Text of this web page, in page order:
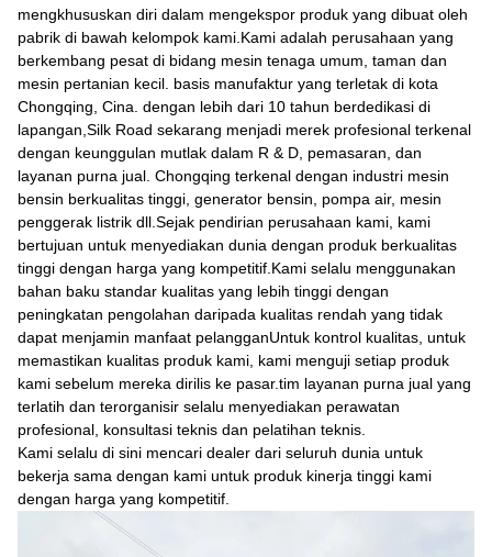
mengkhususkan diri dalam mengekspor produk yang dibuat oleh
pabrik di bawah kelompok kami.Kami adalah perusahaan yang
berkembang pesat di bidang mesin tenaga umum, taman dan
mesin pertanian kecil. basis manufaktur yang terletak di kota
Chongqing, Cina. dengan lebih dari 10 tahun berdedikasi di
lapangan,Silk Road sekarang menjadi merek profesional terkenal
dengan keunggulan mutlak dalam R & D, pemasaran, dan
layanan purna jual. Chongqing terkenal dengan industri mesin
bensin berkualitas tinggi, generator bensin, pompa air, mesin
penggerak listrik dll.Sejak pendirian perusahaan kami, kami
bertujuan untuk menyediakan dunia dengan produk berkualitas
tinggi dengan harga yang kompetitif.Kami selalu menggunakan
bahan baku standar kualitas yang lebih tinggi dengan
peningkatan pengolahan daripada kualitas rendah yang tidak
dapat menjamin manfaat pelangganUntuk kontrol kualitas, untuk
memastikan kualitas produk kami, kami menguji setiap produk
kami sebelum mereka dirilis ke pasar.tim layanan purna jual yang
terlatih dan terorganisir selalu menyediakan perawatan
profesional, konsultasi teknis dan pelatihan teknis.
Kami selalu di sini mencari dealer dari seluruh dunia untuk
bekerja sama dengan kami untuk produk kinerja tinggi kami
dengan harga yang kompetitif.